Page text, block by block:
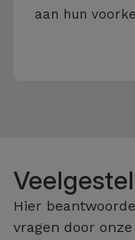
aan hun
Hier
vragen door